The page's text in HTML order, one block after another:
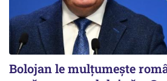
Bolojan le mulțumește